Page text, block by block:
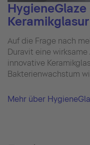
Keramikglasur
Auf die Frage nach
Duravit eine
innovative
Bakterienwachstum
Mehr über